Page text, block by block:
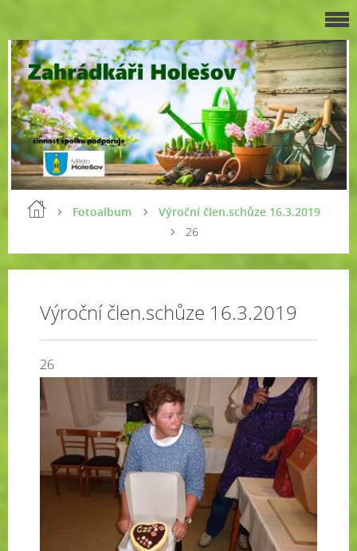
Fotoalbum
Výroční člen.schůze 16.3.2019
26
Výroční člen.schůze 16.3.2019
26